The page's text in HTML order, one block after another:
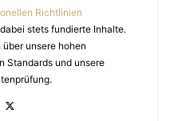
Richtlinien
stets fundierte Inhalte.
unsere hohen
Standards und unsere